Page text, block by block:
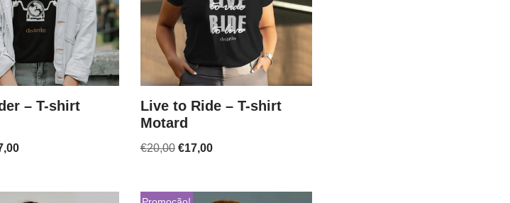
– T-shirt
Live to Ride – T-shirt
Motard
€20,00 €17,00